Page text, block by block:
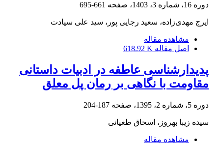
دوره 16، شماره 3، 1403، صفحه 661-695
ایرج مهدی‌زاده، سعید رجایی پور، سید علی سیادت
مشاهده مقاله
اصل مقاله 618.92 K
پدیدارشناسی عاطفه در ادبیات داستانی
مقاومت با نگاهی بر رمان پل معلق
دوره 5، شماره 2، 1395، صفحه 187-204
سیده زیبا بهروز، اسحاق طغیانی
مشاهده مقاله